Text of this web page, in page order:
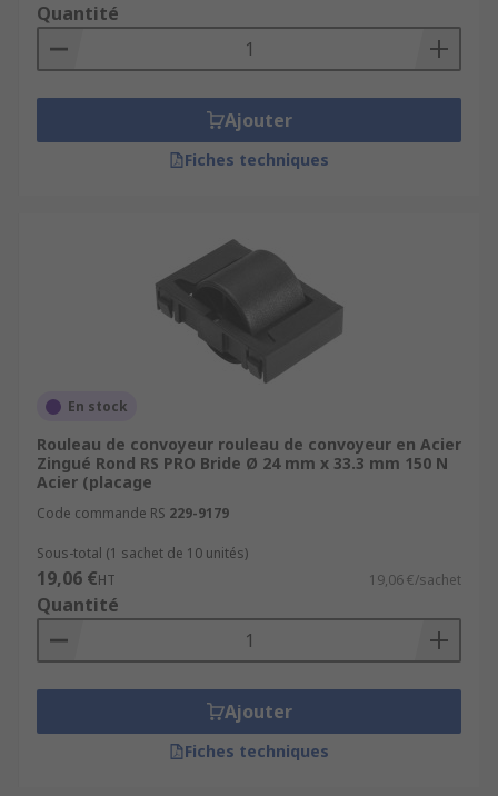
Quantité
Ajouter
Fiches techniques
En stock
Rouleau de convoyeur rouleau de convoyeur en Acier
Zingué Rond RS PRO Bride Ø 24 mm x 33.3 mm 150 N
Acier (placage
Code commande RS 229-9179
Sous-total (1 sachet de 10 unités)
19,06 €HT 19,06 €/sachet
Quantité
Ajouter
Fiches techniques